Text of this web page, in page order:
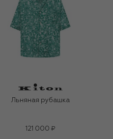
Льняная рубашка
121 000 ₽